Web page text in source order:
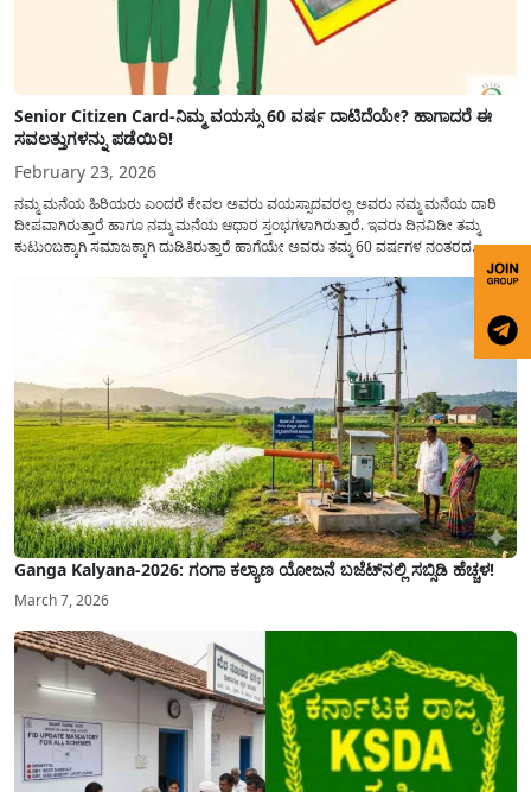
Senior Citizen Card-ನಿಮ್ಮ ವಯಸ್ಸು 60 ವರ್ಷ ದಾಟಿದೆಯೇ? ಹಾಗಾದರೆ ಈ
ಸವಲತ್ತುಗಳನ್ನು ಪಡೆಯಿರಿ!
February 23, 2026
ನಮ್ಮ ಮನೆಯ ಹಿರಿಯರು ಎಂದರೆ ಕೇವಲ ಅವರು ವಯಸ್ಸಾದವರಲ್ಲ ಅವರು ನಮ್ಮ ಮನೆಯ ದಾರಿ
ದೀಪವಾಗಿರುತ್ತಾರೆ ಹಾಗೂ ನಮ್ಮ ಮನೆಯ ಆಧಾರ ಸ್ತಂಭಗಳಾಗಿರುತ್ತಾರೆ. ಇವರು ದಿನವಿಡೀ ತಮ್ಮ
ಕುಟುಂಬಕ್ಕಾಗಿ ಸಮಾಜಕ್ಕಾಗಿ ದುಡಿತಿರುತ್ತಾರೆ ಹಾಗೆಯೇ ಅವರು ತಮ್ಮ 60 ವರ್ಷಗಳ ನಂತರದ
ಜೀವನವನ್ನು ನೆಮ್ಮದಿಯಿಂದ ಕಳೆಯಬೇಕೆಂಬುದು ಪ್ರತಿಯೊಬ್ಬರ ಕನಸಾಗಿರುತ್ತದೆ ಆದ್ದರಿಂದ ಸರ್ಕಾರವು
Ganga Kalyana-2026: ಗಂಗಾ ಕಲ್ಯಾಣ ಯೋಜನೆ ಬಜೆಟ್‌ನಲ್ಲಿ ಸಬ್ಸಿಡಿ ಹೆಚ್ಚಳ!
March 7, 2026